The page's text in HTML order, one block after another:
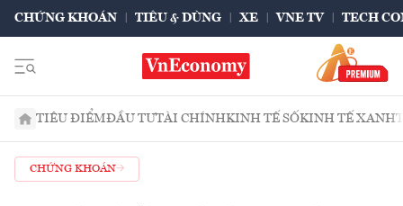
CHỨNG KHOÁN TIÊU & DÙNG XE VNE TV TECH
TIÊU ĐIỂMĐẦU TƯTÀI CHÍNHKINH TẾ SỐKINH TẾ XANH
CHỨNG KHOÁN